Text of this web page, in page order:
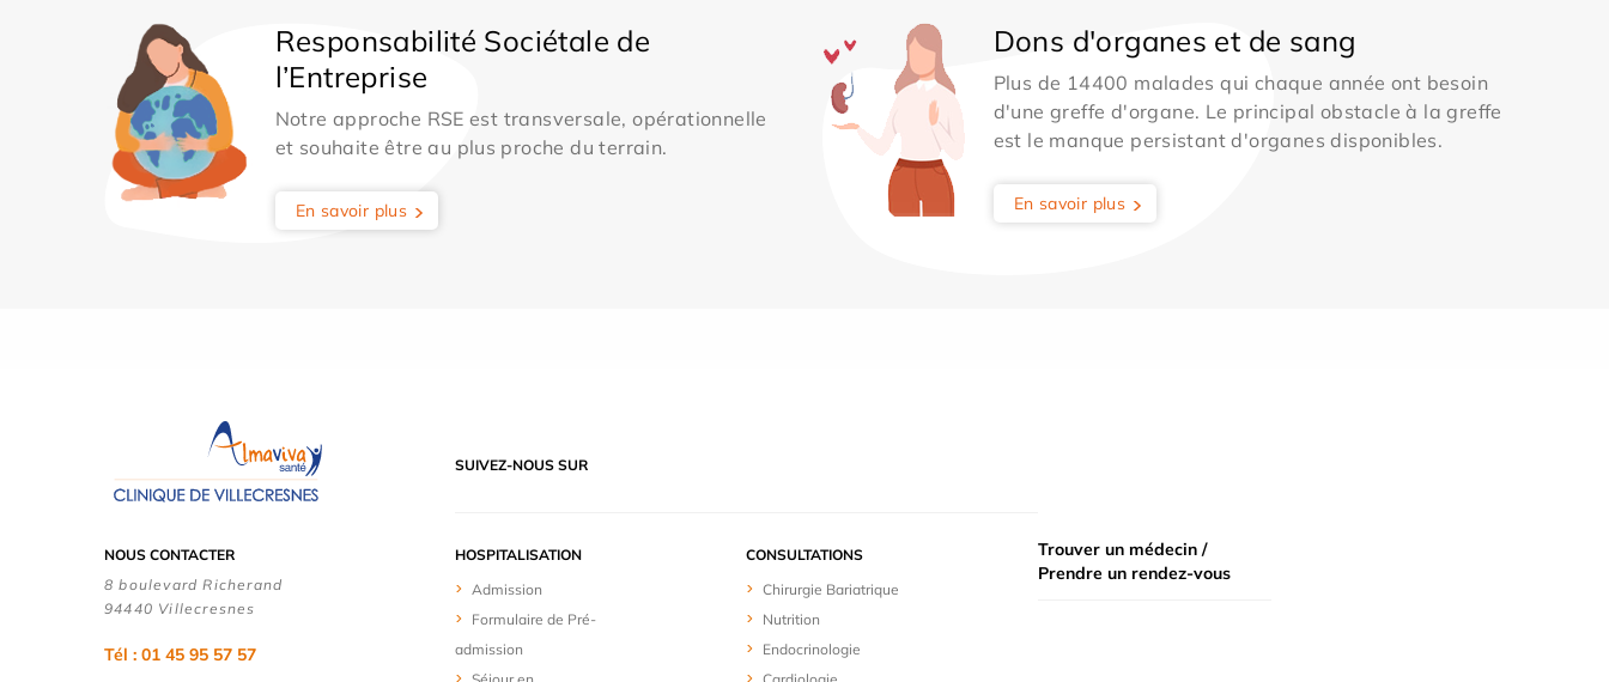
Responsabilité Sociétale de
l’Entreprise
Notre approche RSE est transversale, opérationnelle
et souhaite être au plus proche du terrain.
En savoir plus
Dons d'organes et de sang
Plus de 14400 malades qui chaque année ont besoin
d'une greffe d'organe. Le principal obstacle à la greffe
est le manque persistant d'organes disponibles.
En savoir plus
SUIVEZ-NOUS SUR
NOUS CONTACTER
8 boulevard Richerand
94440 Villecresnes
Tél : 01 45 95 57 57
HOSPITALISATION
Admission
Formulaire de Pré-
admission
CONSULTATIONS
Chirurgie Bariatrique
Nutrition
Endocrinologie
Trouver un médecin /
Prendre un rendez-vous